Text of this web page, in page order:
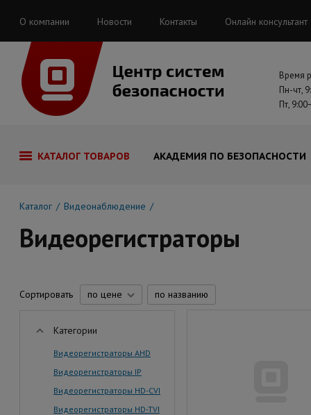
О компании Новости Контакты Онлайн консультант
Время
Пн-чт,
Пт,
КАТАЛОГ ТОВАРОВ АКАДЕМИЯ ПО БЕЗОПАСНОСТИ
Каталог Видеонаблюдение
Видеорегистраторы
Сортировать по цене по названию
Категории
Видеорегистраторы AHD
Видеорегистраторы IP
Видеорегистраторы HD-CVI
Видеорегистраторы HD-TVI